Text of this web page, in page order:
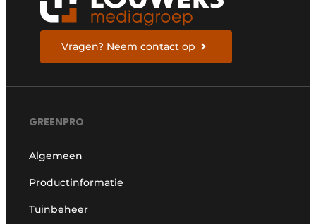
Vragen? Neem contact op
GREENPRO
Algemeen
Productinformatie
Tuinbeheer